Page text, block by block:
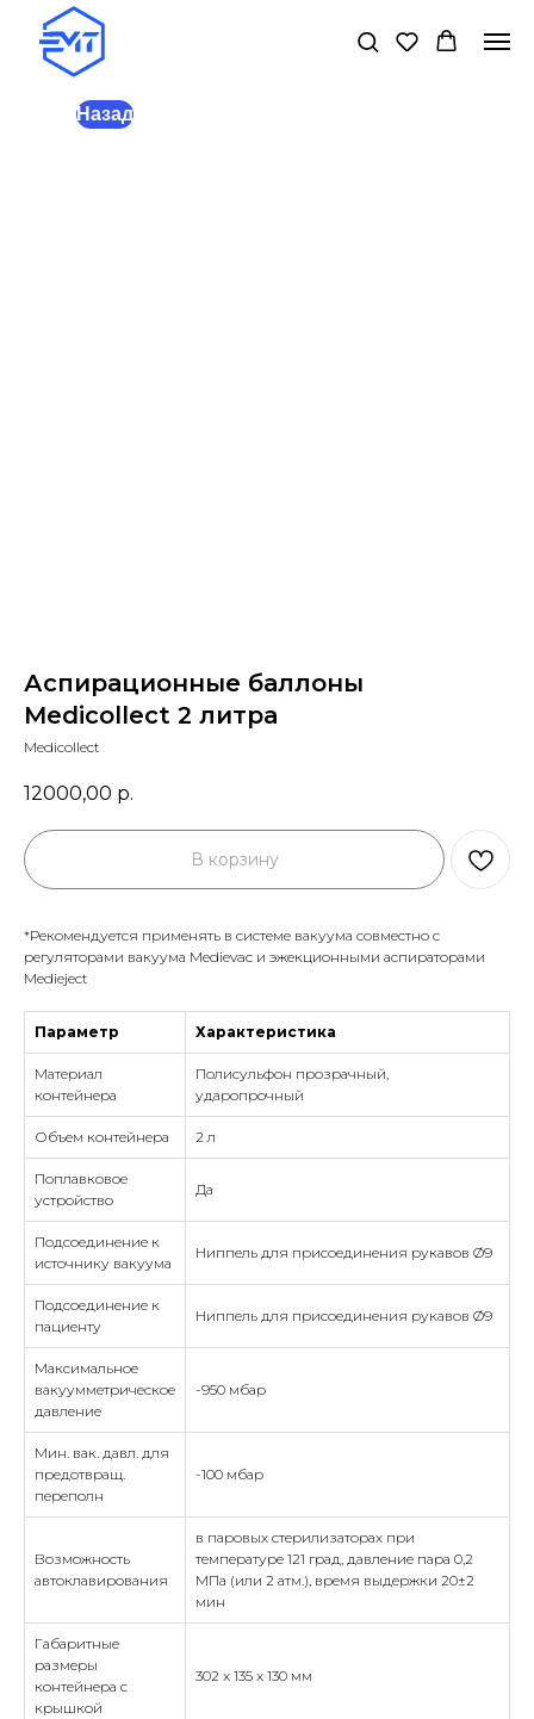
Назад
Аспирационные баллоны
Medicollect 2 литра
Medicollect
12000,00 р.
В корзину
*Рекомендуется применять в системе вакуума совместно с
регуляторами вакуума Medievac и эжекционными аспираторами
Medieject
Параметр Характеристика
Материал
контейнера
Полисульфон прозрачный,
ударопрочный
Объем контейнера 2 л
Поплавковое
устройство
Да
Подсоединение к
источнику вакуума
Ниппель для присоединения рукавов Ø9
Подсоединение к
пациенту
Ниппель для присоединения рукавов Ø9
Максимальное
вакуумметрическое
давление
-950 мбар
Мин. вак. давл. для
предотвращ.
переполн
-100 мбар
Возможность
автоклавирования
в паровых стерилизаторах при
температуре 121 град, давление пара 0,2
МПа (или 2 атм.), время выдержки 20±2
мин
Габаритные
размеры
контейнера с
крышкой
302 x 135 x 130 мм